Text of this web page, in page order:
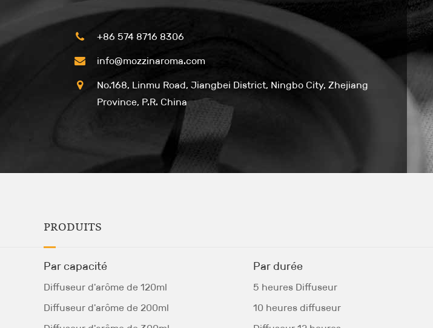
+86 574 8716 8306
info@mozzinaroma.com
No.168, Linmu Road, Jiangbei District, Ningbo City, Zhejiang
Province, P.R. China
PRODUITS
Par capacité
Diffuseur d'arôme de 120ml
Diffuseur d'arôme de 200ml
Par durée
5 heures Diffuseur
10 heures diffuseur